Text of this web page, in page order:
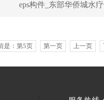
eps构件_东部华侨城水
是：第5页 第一页 上一页